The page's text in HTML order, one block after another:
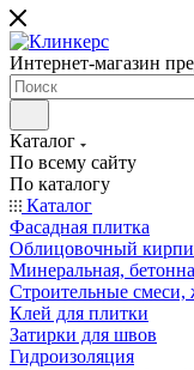
Интернет-магазин
Каталог
По всему сайту
По каталогу
Каталог
Фасадная плитка
Облицовочный
Минеральная,
Строительные смеси,
Клей для плитки
Затирки для швов
Гидроизоляция